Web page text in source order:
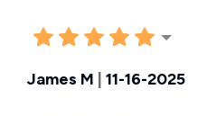
James M 11-16-2025